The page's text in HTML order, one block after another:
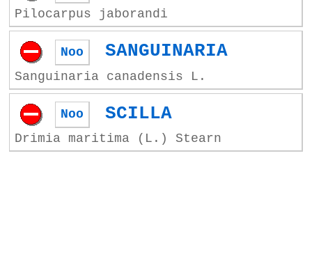
Pilocarpus jaborandi
Noo SANGUINARIA
Sanguinaria canadensis L.
Noo SCILLA
Drimia maritima (L.) Stearn